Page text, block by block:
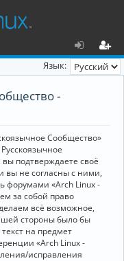
х
ег
Язык:
-
Сообщество»
подтверждаете своё
вы не согласны с ними,
форумами «Arch Linux -
за собой право
всё возможное,
стороны было бы
на предмет
«Arch Linux -
исправления